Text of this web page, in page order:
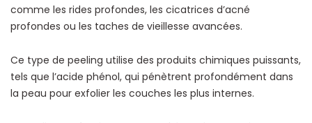
comme les rides profondes, les cicatrices d’acné
profondes ou les taches de vieillesse avancées.
Ce type de peeling utilise des produits chimiques puissants,
tels que l’acide phénol, qui pénètrent profondément dans
la peau pour exfolier les couches les plus internes.